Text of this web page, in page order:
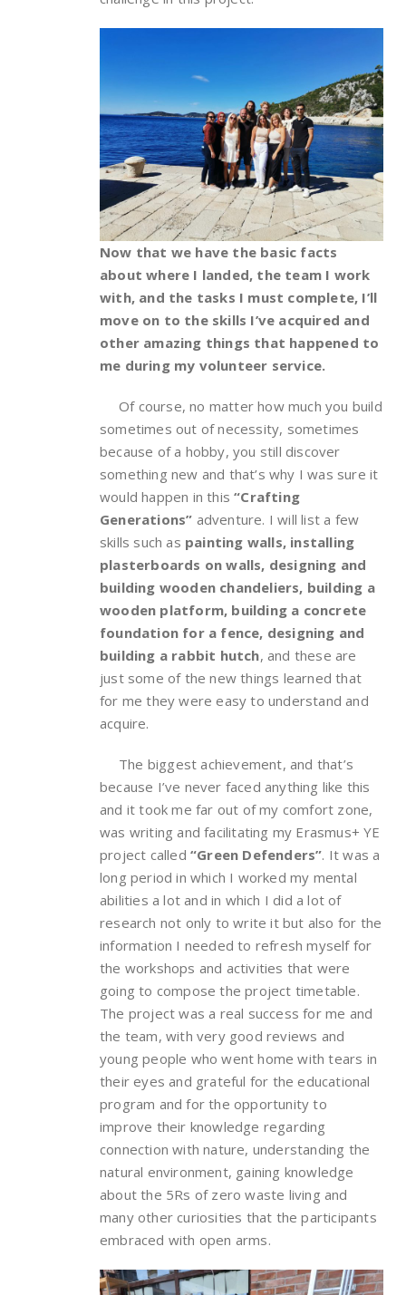
Now that we have the basic facts
about where I landed, the team I work
with, and the tasks I must complete, I’ll
move on to the skills I’ve acquired and
other amazing things that happened to
me during my volunteer service.
Of course, no matter how much you build
sometimes out of necessity, sometimes
because of a hobby, you still discover
something new and that’s why I was sure it
would happen in this“Crafting
Generations” adventure. I will list a few
skills such as painting walls, installing
plasterboards on walls, designing and
building wooden chandeliers, building a
wooden platform, building a concrete
foundation for a fence, designing and
building a rabbit hutch, and these are
just some of the new things learned that
for me they were easy to understand and
acquire.
The biggest achievement, and that’s
because I’ve never faced anything like this
and it took me far out of my comfort zone,
was writing and facilitating my Erasmus+ YE
project called “Green Defenders”. It was a
long period in which I worked my mental
abilities a lot and in which I did a lot of
research not only to write it but also for the
information I needed to refresh myself for
the workshops and activities that were
going to compose the project timetable.
The project was a real success for me and
the team, with very good reviews and
young people who went home with tears in
their eyes and grateful for the educational
program and for the opportunity to
improve their knowledge regarding
connection with nature, understanding the
natural environment, gaining knowledge
about the 5Rs of zero waste living and
many other curiosities that the participants
embraced with open arms.